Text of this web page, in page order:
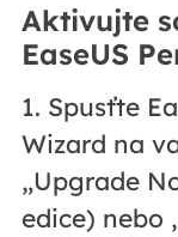
Aktivujte
EaseUS
1. Spusťte
Wizard na
„Upgrade
edice) nebo